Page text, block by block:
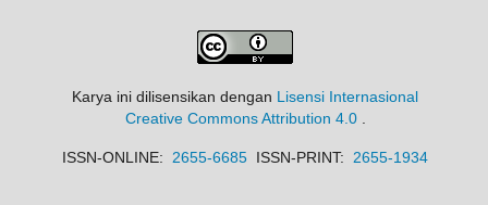
Karya ini dilisensikan dengan Lisensi Internasional
Creative Commons Attribution 4.0.
ISSN-ONLINE: 2655-6685 ISSN-PRINT: 2655-1934